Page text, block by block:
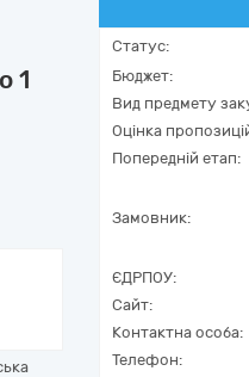
1
Статус:
Бюджет:
Вид предмету
Оцінка
Попередній етап:
Замовник:
ЄДРПОУ:
Сайт:
Контактна особа:
Телефон: